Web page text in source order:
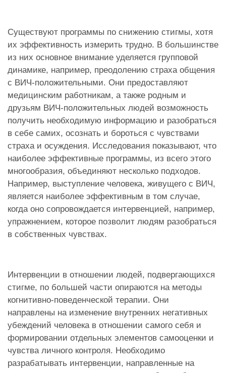
Существуют программы по снижению стигмы, хотя
их эффективность измерить трудно. В большинстве
из них основное внимание уделяется групповой
динамике, например, преодолению страха общения
с ВИЧ-положительными. Они предоставляют
медицинским работникам, а также родным и
друзьям ВИЧ-положительных людей возможность
получить необходимую информацию и разобраться
в себе самих, осознать и бороться с чувствами
страха и осуждения. Исследования показывают, что
наиболее эффективные программы, из всего этого
многообразия, объединяют несколько подходов.
Например, выступление человека, живущего с ВИЧ,
является наиболее эффективным в том случае,
когда оно сопровождается интервенцией, например,
упражнением, которое позволит людям разобраться
в собственных чувствах.
Интервенции в отношении людей, подвергающихся
стигме, по большей части опираются на методы
когнитивно-поведенческой терапии. Они
направлены на изменение внутренних негативных
убеждений человека в отношении самого себя и
формировании отдельных элементов самооценки и
чувства личного контроля. Необходимо
разрабатывать интервенции, направленные на